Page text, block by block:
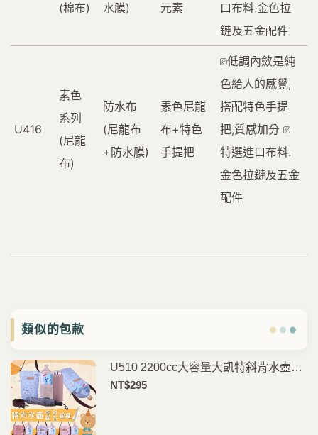
(棉布)
水膜)
元素
口布料.金色拉
鏈及五金配件
U416
素色
系列
(尼龍
布)
防水布
(尼龍布
+防水膜)
素色尼龍
布+特色
手提把
⎚低調內斂是純
色給人的感覺,
搭配特色手提
把,質感加分 ⎚
特選進口布料.
金色拉鏈及五金
配件
類似的包款
U510 2200cc大容量大凱特斜背水壺袋
手提水壺袋 運動水瓶袋 保溫瓶提袋 外
NT$295